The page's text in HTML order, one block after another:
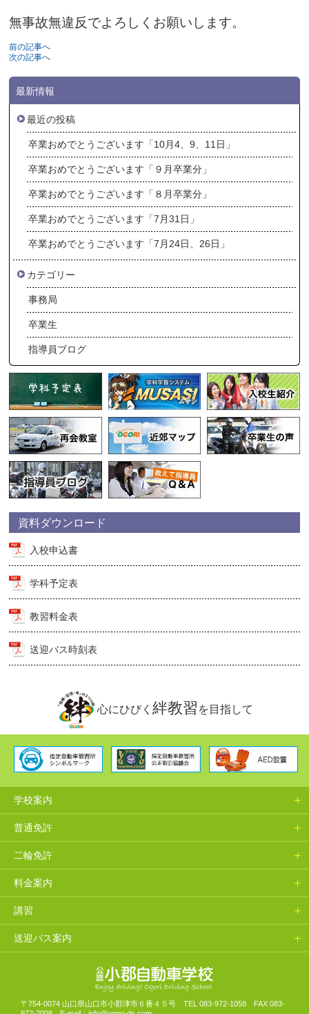
無事故無違反でよろしくお願いします。
前の記事へ
次の記事へ
最新情報
最近の投稿
卒業おめでとうございます「10月4、9、11日」
卒業おめでとうございます「９月卒業分」
卒業おめでとうございます「８月卒業分」
卒業おめでとうございます「7月31日」
卒業おめでとうございます「7月24日、26日」
カテゴリー
事務局
卒業生
指導員ブログ
資料ダウンロード
入校申込書
学科予定表
教習料金表
送迎バス時刻表
心にひびく 絆教習 を目指して
学校案内
普通免許
二輪免許
料金案内
講習
送迎バス案内
山口県小郡自動車学校
〒754-0074 山口県山口市小郡津市６番４５号 TEL 083-972-1058 FAX 083-